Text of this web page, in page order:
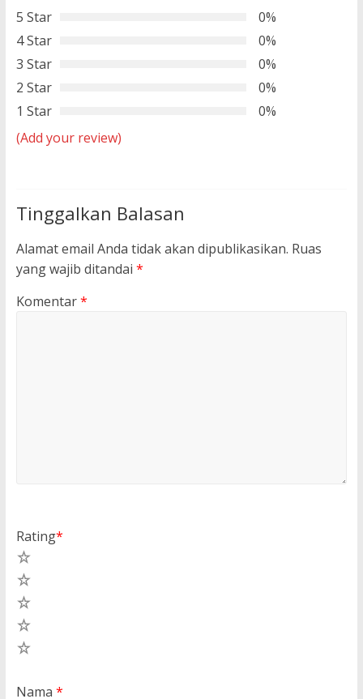
5 Star
0%
4 Star
0%
3 Star
0%
2 Star
0%
1 Star
0%
(Add your review)
Tinggalkan Balasan
Alamat email Anda tidak akan dipublikasikan. Ruas
yang wajib ditandai *
Komentar*
Rating*
Nama *